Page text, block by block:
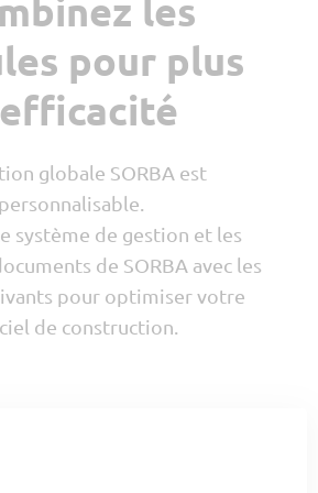
les
pour plus
globale SORBA est
personnalisable.
système de gestion et les
de SORBA avec les
pour optimiser votre
de construction.